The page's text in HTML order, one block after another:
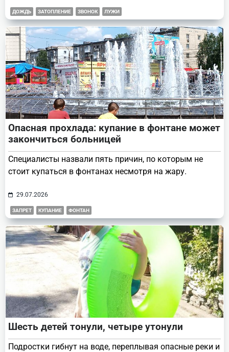
ДОЖДЬ ЗАТОПЛЕНИЕ ЗВОНОК ЛУЖИ
Опасная прохлада: купание в фонтане может
закончиться больницей
Специалисты назвали пять причин, по которым не
стоит купаться в фонтанах несмотря на жару.
29.07.2026
ЗАПРЕТ КУПАНИЕ ФОНТАН
Шесть детей тонули, четыре утонули
Подростки гибнут на воде, переплывая опасные реки и